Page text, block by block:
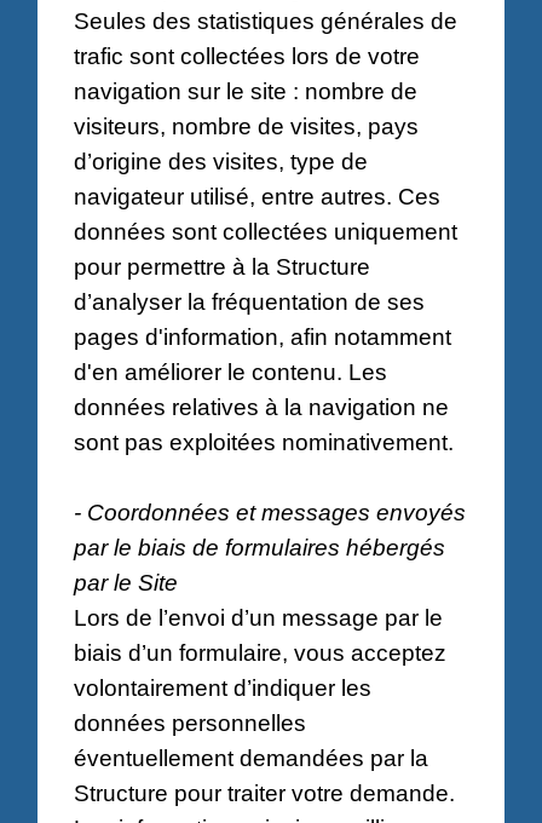
Seules des statistiques générales de
trafic sont collectées lors de votre
navigation sur le site : nombre de
visiteurs, nombre de visites, pays
d’origine des visites, type de
navigateur utilisé, entre autres. Ces
données sont collectées uniquement
pour permettre à la Structure
d’analyser la fréquentation de ses
pages d'information, afin notamment
d'en améliorer le contenu. Les
données relatives à la navigation ne
sont pas exploitées nominativement.
- Coordonnées et messages envoyés
par le biais de formulaires hébergés
par le Site
Lors de l’envoi d’un message par le
biais d’un formulaire, vous acceptez
volontairement d’indiquer les
données personnelles
éventuellement demandées par la
Structure pour traiter votre demande.